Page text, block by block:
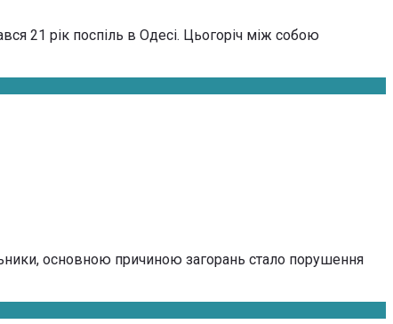
21 рік поспіль в Одесі. Цьогоріч між собою
основною причиною загорань стало порушення